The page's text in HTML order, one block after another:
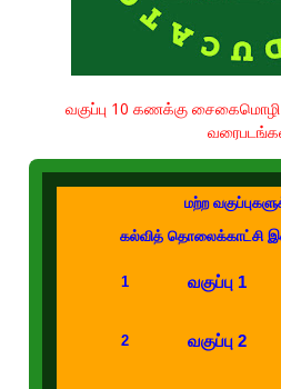
வகுப்பு 10 கணக்கு சைகைமொழி
மற்ற
கல்வித் தொலைக்காட்சி
1 வகுப்பு 1
2 வகுப்பு 2